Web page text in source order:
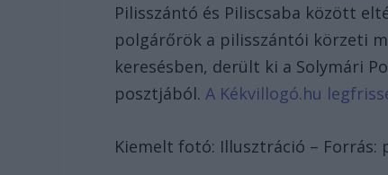
Pilisszántó és Piliscsaba között
polgárőrök a pilisszántói körzeti
keresésben, derült ki a Solymári
posztjából. A Kékvillogó.hu
Kiemelt fotó: Illusztráció – Forrás: